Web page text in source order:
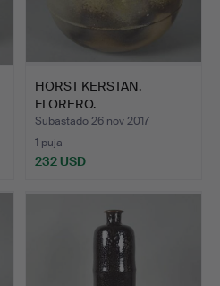
HORST KERSTAN.
FLORERO.
Subastado 26 nov 2017
1 puja
232 USD